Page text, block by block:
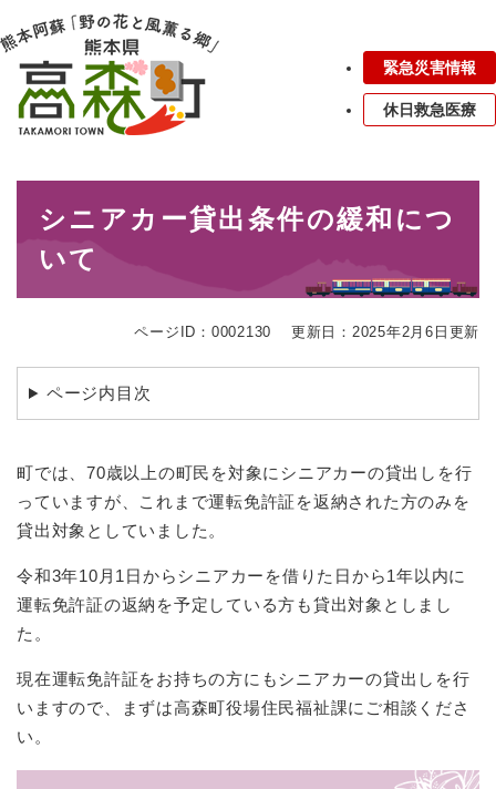
ー
ジ
メニューを飛ばして本文へ
緊急災害情報
休日救急医療
シニアカー貸出条件の緩和につ
いて
ページID：0002130 更新日：2025年2月6日更新
ページ内目次
町では、70歳以上の町民を対象にシニアカーの貸出しを行
っていますが、これまで運転免許証を返納された方のみを
貸出対象としていました。
令和3年10月1日からシニアカーを借りた日から1年以内に
運転免許証の返納を予定している方も貸出対象としまし
た。
現在運転免許証をお持ちの方にもシニアカーの貸出しを行
いますので、まずは高森町役場住民福祉課にご相談くださ
い。